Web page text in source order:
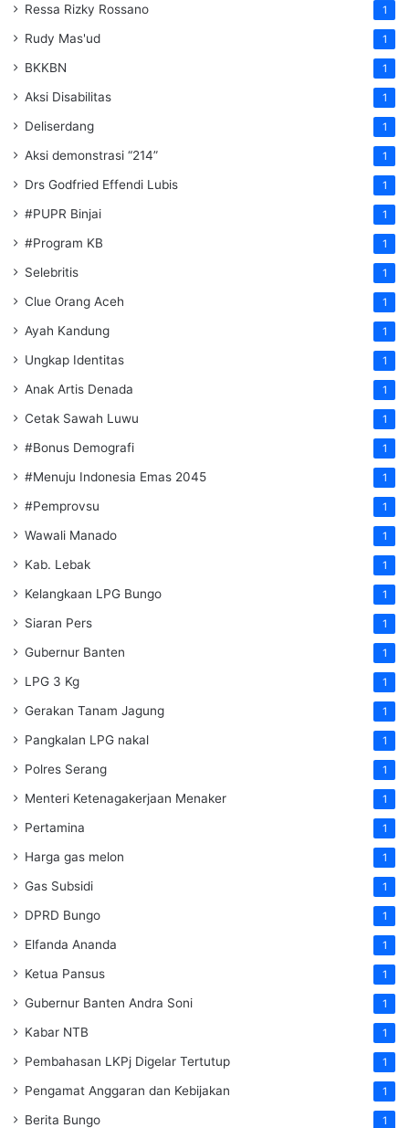
Ressa Rizky Rossano 1
Rudy Mas'ud 1
BKKBN 1
Aksi Disabilitas 1
Deliserdang 1
Aksi demonstrasi “214” 1
Drs Godfried Effendi Lubis 1
#PUPR Binjai 1
#Program KB 1
Selebritis 1
Clue Orang Aceh 1
Ayah Kandung 1
Ungkap Identitas 1
Anak Artis Denada 1
Cetak Sawah Luwu 1
#Bonus Demografi 1
#Menuju Indonesia Emas 2045 1
#Pemprovsu 1
Wawali Manado 1
Kab. Lebak 1
Kelangkaan LPG Bungo 1
Siaran Pers 1
Gubernur Banten 1
LPG 3 Kg 1
Gerakan Tanam Jagung 1
Pangkalan LPG nakal 1
Polres Serang 1
Menteri Ketenagakerjaan Menaker 1
Pertamina 1
Harga gas melon 1
Gas Subsidi 1
DPRD Bungo 1
Elfanda Ananda 1
Ketua Pansus 1
Gubernur Banten Andra Soni 1
Kabar NTB 1
Pembahasan LKPj Digelar Tertutup 1
Pengamat Anggaran dan Kebijakan 1
Berita Bungo 1